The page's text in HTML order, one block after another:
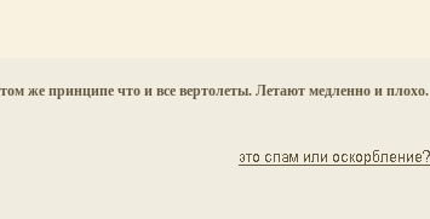
же принципе что и все вертолеты. Летают медленно и плохо.